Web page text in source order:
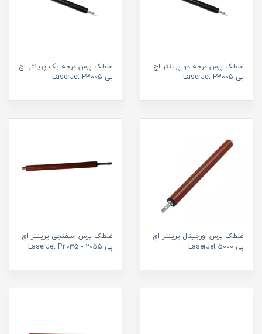
غلطک پرس درجه دو پرینتر اچ
پی LaserJet P3005
غلطک پرس درجه یک پرینتر اچ
پی LaserJet P3005
غلطک پرس اورجینال پرینتر اچ
پی LaserJet 5000
غلطک پرس اسفنجی پرینتر اچ
پی LaserJet P2035 - 2055